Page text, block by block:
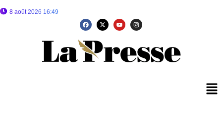
8 août 2026 16:49